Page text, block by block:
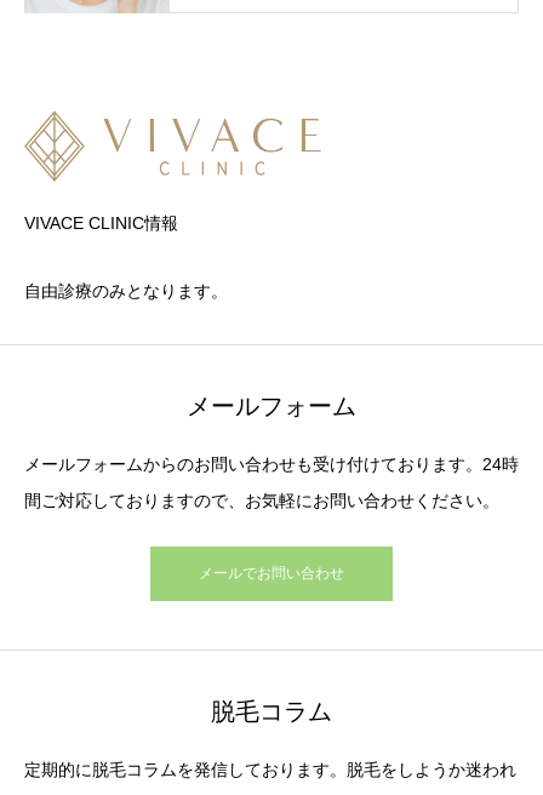
VIVACE CLINIC情報
自由診療のみとなります。
メールフォーム
メールフォームからのお問い合わせも受け付けております。24時
間ご対応しておりますので、お気軽にお問い合わせください。
メールでお問い合わせ
脱毛コラム
定期的に脱毛コラムを発信しております。脱毛をしようか迷われ